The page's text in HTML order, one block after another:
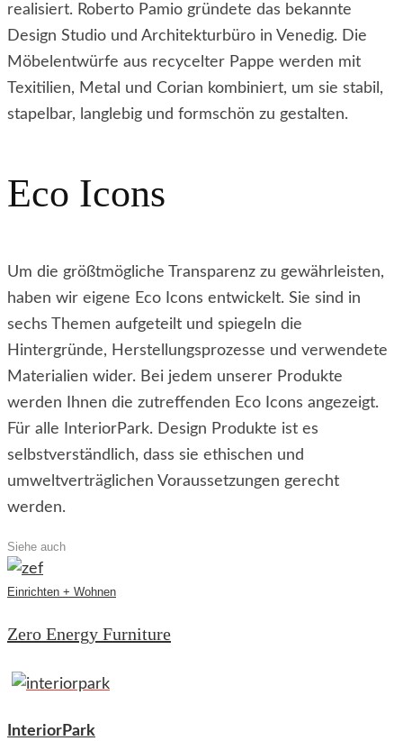
realisiert. Roberto Pamio gründete das bekannte
Design Studio und Architekturbüro in Venedig. Die
Möbelentwürfe aus recycelter Pappe werden mit
Texitilien, Metal und Corian kombiniert, um sie stabil,
stapelbar, langlebig und formschön zu gestalten.
Eco Icons
Um die größtmögliche Transparenz zu gewährleisten,
haben wir eigene Eco Icons entwickelt. Sie sind in
sechs Themen aufgeteilt und spiegeln die
Hintergründe, Herstellungsprozesse und verwendete
Materialien wider. Bei jedem unserer Produkte
werden Ihnen die zutreffenden Eco Icons angezeigt.
Für alle InteriorPark. Design Produkte ist es
selbstverständlich, dass sie ethischen und
umweltverträglichen Voraussetzungen gerecht
werden.
Siehe auch
Einrichten + Wohnen
Zero Energy Furniture
InteriorPark